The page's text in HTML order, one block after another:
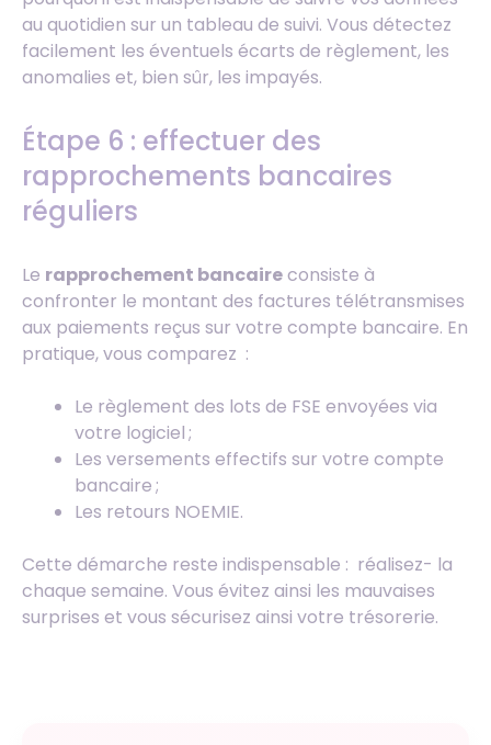
au quotidien sur un tableau de suivi. Vous détectez
facilement les éventuels écarts de règlement, les
anomalies et, bien sûr, les impayés.
Étape 6 : effectuer des
rapprochements bancaires
réguliers
Le rapprochement bancaireconsiste à
confronter le montant des factures télétransmises
aux paiements reçus sur votre compte bancaire. En
pratique, vous comparez :
Le règlement des lots de FSE envoyées via
votre logiciel ;
Les versements effectifs sur votre compte
bancaire ;
Les retours NOEMIE.
Cette démarche reste indispensable : réalisez- la
chaque semaine. Vous évitez ainsi les mauvaises
surprises et vous sécurisez ainsi votre trésorerie.